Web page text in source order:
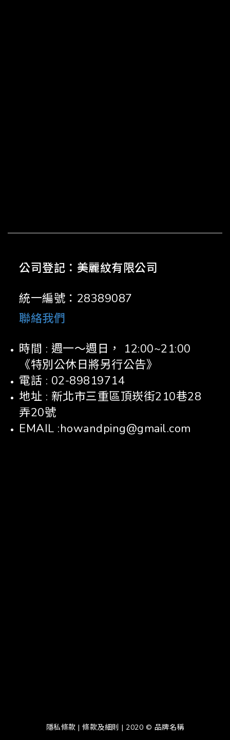
公司登記：美麗紋有限公司
統一編號：28389087
聯絡我們
時間 : 週一～週日， 12:00~21:00
《特別公休日將另行公告》
電話 : 02-89819714
地址 : 新北市三重區頂崁街210巷28
弄20號
EMAIL :howandping@gmail.com
隱私條款 | 條款及細則 | 2020 © 品牌名稱